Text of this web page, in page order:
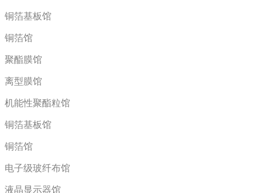
铜箔基板馆
铜箔馆
聚酯膜馆
离型膜馆
机能性聚酯粒馆
铜箔基板馆
铜箔馆
电子级玻纤布馆
液晶显示器馆